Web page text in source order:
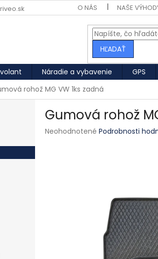
O NÁS NAŠE
HĽADAŤ
Náradie a vybavenie GPS
rohož MG VW 1ks zadná
Gumová rohož
Priemerné hodnotenie produktu
Neohodnotené Podrobnosti